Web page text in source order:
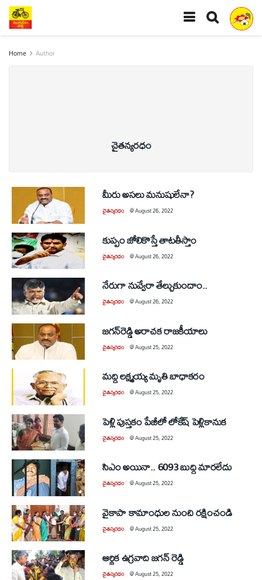
Home Author
చైతన్యరధం
మీరు అసలు మనుషులేనా?
చైతన్యరధం @August 26, 2022
కుప్పం జోలికొస్తే తాటతీస్తాం
చైతన్యరధం @August 26, 2022
నేరుగా నువ్వేరా తేల్చుకుందాం..
చైతన్యరధం @August 26, 2022
జగన్‌రెడ్డి అరాచక రాజకీయాలు
చైతన్యరధం @August 25, 2022
మద్ది లక్ష్మయ్య మృతి బాధాకరం
చైతన్యరధం @August 25, 2022
పెళ్లి పుస్తకం పేజీలో లోకేష్‌ పెళ్లికానుక
చైతన్యరధం @August 25, 2022
సిఎం అయినా.. 6093 బుద్ధి మారలేదు
చైతన్యరధం @August 25, 2022
వైకాపా కామాంధుల నుంచి రక్షించండి
చైతన్యరధం @August 25, 2022
ఆర్థిక ఉగ్రవాది జగన్‌ రెడ్డి
చైతన్యరధం @August 25, 2022